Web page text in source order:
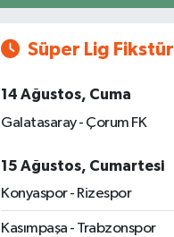
Süper Lig Fikstür
14 Ağustos, Cuma
Galatasaray - Çorum FK
15 Ağustos, Cumartesi
Konyaspor - Rizespor
Kasımpaşa - Trabzonspor